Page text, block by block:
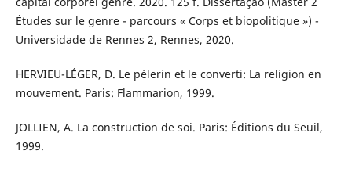
Études sur le genre - parcours « Corps et biopolitique ») -
Universidade de Rennes 2, Rennes, 2020.
HERVIEU-LÉGER, D. Le pèlerin et le converti: La religion en
mouvement. Paris: Flammarion, 1999.
JOLLIEN, A. La construction de soi. Paris: Éditions du Seuil,
1999.